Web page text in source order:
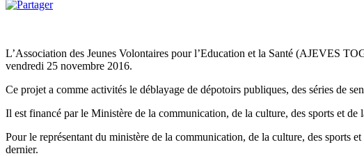
L’Association des Jeunes Volontaires pour l’Education et la Santé (AJEVES
vendredi 25 novembre 2016.
Ce projet a comme activités le déblayage de dépotoirs publiques, des séries de
Il est financé par le Ministère de la communication, de la culture, des sports et de
Pour le représentant du ministère de la communication, de la culture, des
dernier.